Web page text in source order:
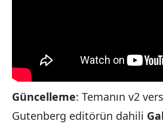
Güncelleme: Temanın v2
Gutenberg editörün dahili